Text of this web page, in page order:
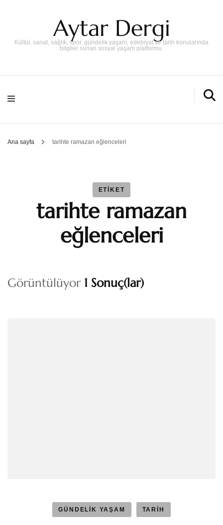
Aytar Dergi
Kültür, sanat, sağlık, spor, gündelik yaşam, edebiyat ve tarih konularında
bilgiler sunan sosyal yaşam platformu.
Ana sayfa tarihte ramazan eğlenceleri
ETIKET
tarihte ramazan
eğlenceleri
Görüntülüyor 1 Sonuç(lar)
GÜNDELİK YAŞAM TARİH